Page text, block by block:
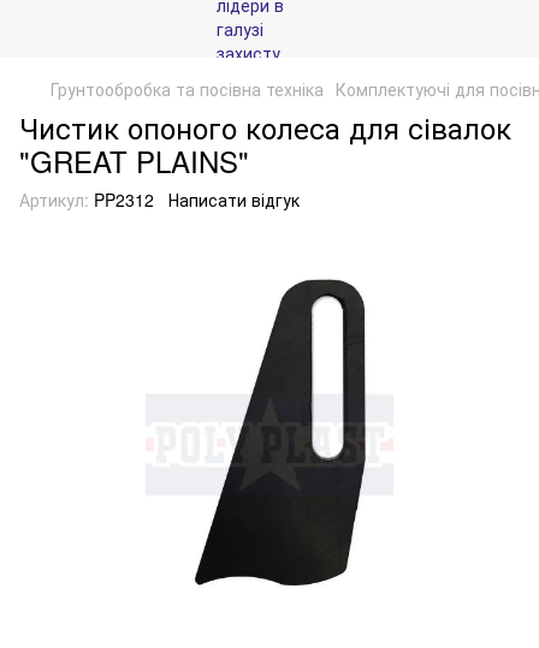
Грунтообробка та посівна техніка Комплектуючі для
Чистик опоного колеса для сівалок
"GREAT PLAINS"
Артикул: PP2312 Написати відгук